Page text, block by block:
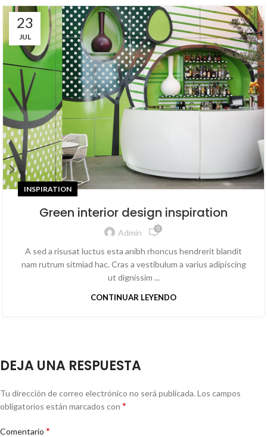
23
JUL
INSPIRATION
Green interior design inspiration
Admin 0
A sed a risusat luctus esta anibh rhoncus hendrerit blandit
nam rutrum sitmiad hac. Cras a vestibulum a varius adipiscing
ut dignissim ...
CONTINUAR LEYENDO
DEJA UNA RESPUESTA
Tu dirección de correo electrónico no será publicada. Los campos
obligatorios están marcados con *
Comentario *